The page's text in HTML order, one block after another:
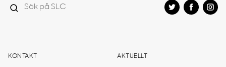
KONTAKT AKTUELLT